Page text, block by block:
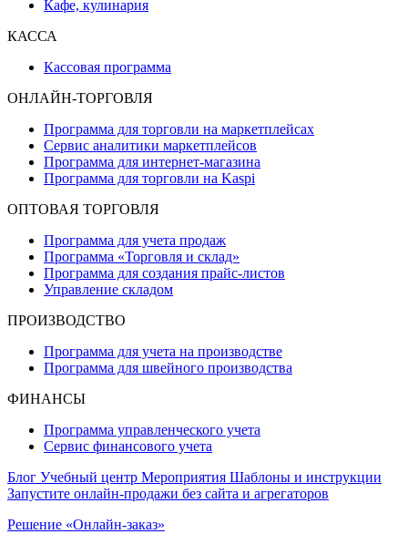
Кафе, кулинария
КАССА
Кассовая программа
ОНЛАЙН-ТОРГОВЛЯ
Программа для торговли на маркетплейсах
Сервис аналитики маркетплейсов
Программа для интернет-магазина
Программа для торговли на Kaspi
ОПТОВАЯ ТОРГОВЛЯ
Программа для учета продаж
Программа «Торговля и склад»
Программа для создания прайс‑листов
Управление складом
ПРОИЗВОДСТВО
Программа для учета на производстве
Программа для швейного производства
ФИНАНСЫ
Программа управленческого учета
Сервис финансового учета
Блог Учебный центр Мероприятия Шаблоны и инструкции
Запустите онлайн-продажи без сайта и агрегаторов
Решение «Онлайн-заказ»